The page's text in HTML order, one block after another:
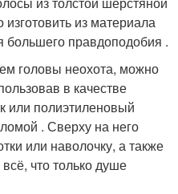
из материала
большего правдоподобия .
головы неохота, можно
в качестве
или полиэтиленовый
. Сверху на него
или наволочку, а также
что только душе